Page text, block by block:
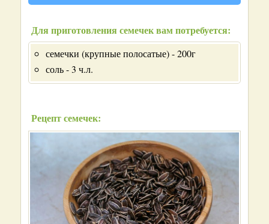
Для приготовления семечек вам потребуется:
семечки (крупные полосатые) - 200г
соль - 3 ч.л.
Рецепт семечек: